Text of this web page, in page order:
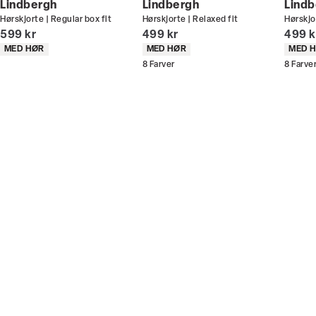
Du kan indløse din bonus 365 dage om året i alle
butikker og online.
Lindbergh
Hørskjorte | Regular box fit
I alt (inkl. rabat)
599 kr
Produkt egenskaber
MED HØR
Lindbergh
Hørskjorte | Relaxed fit
I alt (inkl. rabat)
499 kr
Produkt egenskaber
MED HØR
8 Farver
I alt
499
MED
8